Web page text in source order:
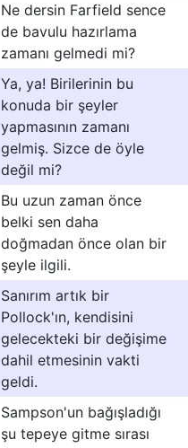
Ne dersin Farfield sence
de bavulu hazırlama
zamanı gelmedi mi?
Ya, ya! Birilerinin bu
konuda bir şeyler
yapmasının zamanı
gelmiş. Sizce de öyle
değil mi?
Bu uzun zaman önce
belki sen daha
doğmadan önce olan bir
şeyle ilgili.
Sanırım artık bir
Pollock'ın, kendisini
gelecekteki bir değişime
dahil etmesinin vakti
geldi.
Sampson'un bağışladığı
şu tepeye gitme sırası